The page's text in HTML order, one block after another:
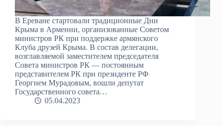
В Ереване стартовали традиционные Дни
Крыма в Армении, организованные Советом
министров РК при поддержке армянского
Клуба друзей Крыма. В состав делегации,
возглавляемой заместителем председателя
Совета министров РК — постоянным
представителем РК при президенте РФ
Георгием Мурадовым, вошли депутат
Государственного совета…
05.04.2023